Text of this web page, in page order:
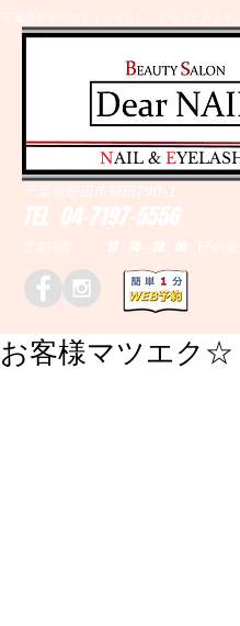
千葉県野田市のネイルサロン、まつげエクステ
TEL 04-7197-5556
営業時間 10：00～20：00 (予約優
千葉県野田市野田790-1
​NAIL & E
お客様マツエク☆